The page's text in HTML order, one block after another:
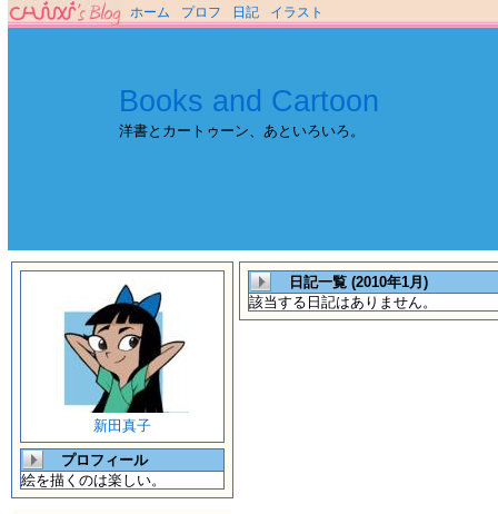
ホーム プロフ 日記 イラスト
Books and Cartoon
洋書とカートゥーン、あといろいろ。
新田真子
プロフィール
絵を描くのは楽しい。
日記一覧 (2010年1月)
該当する日記はありません。